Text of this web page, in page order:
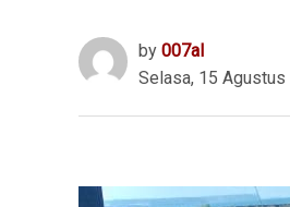
by 007al
Selasa, 15 Agustus